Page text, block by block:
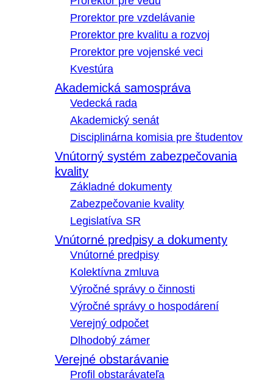
Prorektor pre vzdelávanie
Prorektor pre kvalitu a rozvoj
Prorektor pre vojenské veci
Kvestúra
Akademická samospráva
Vedecká rada
Akademický senát
Disciplinárna komisia pre študentov
Vnútorný systém zabezpečovania
kvality
Základné dokumenty
Zabezpečovanie kvality
Legislatíva SR
Vnútorné predpisy a dokumenty
Vnútorné predpisy
Kolektívna zmluva
Výročné správy o činnosti
Výročné správy o hospodárení
Verejný odpočet
Dlhodobý zámer
Verejné obstarávanie
Profil obstarávateľa